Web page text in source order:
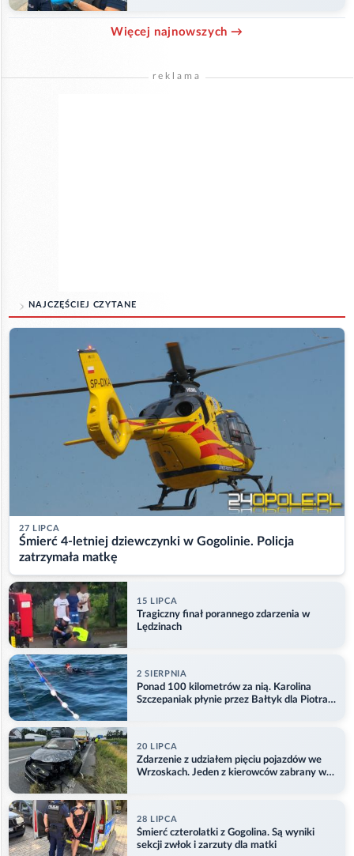
Więcej najnowszych →
reklama
NAJCZĘŚCIEJ CZYTANE
27 LIPCA
Śmierć 4-letniej dziewczynki w Gogolinie. Policja
zatrzymała matkę
15 LIPCA
Tragiczny finał porannego zdarzenia w
Lędzinach
2 SIERPNIA
Ponad 100 kilometrów za nią. Karolina
Szczepaniak płynie przez Bałtyk dla Piotra.
20 LIPCA
Zdarzenie z udziałem pięciu pojazdów we
Wrzoskach. Jeden z kierowców zabrany w
28 LIPCA
Śmierć czterolatki z Gogolina. Są wyniki
sekcji zwłok i zarzuty dla matki